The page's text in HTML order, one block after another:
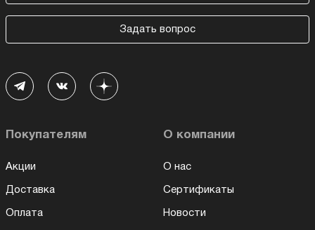
Задать вопрос
Покупателям
Акции
Доставка
Оплата
О компании
О нас
Сертификаты
Новости